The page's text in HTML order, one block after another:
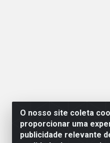
O nosso site coleta
proporcionar uma
publicidade relevante